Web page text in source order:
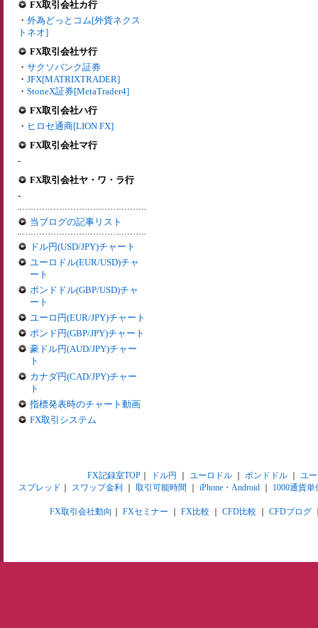
FX取引会社カ行
・ 外為どっとコム[外貨ネクス
トネオ]
FX取引会社サ行
・ サクソバンク証券
・ JFX[MATRIXTRADER]
・ StoneX証券[MetaTrader4]
FX取引会社ハ行
・ ヒロセ通商[LION FX]
FX取引会社マ行
-
FX取引会社ヤ・ワ・ラ行
-
当ブログの記事リスト
ドル円(USD/JPY)チャート
ユーロドル(EUR/USD)チャ
ート
ポンドドル(GBP/USD)チャ
ート
ユーロ円(EUR/JPY)チャート
ポンド円(GBP/JPY)チャート
豪ドル円(AUD/JPY)チャー
ト
カナダ円(CAD/JPY)チャー
ト
指標発表時のチャート動画
FX取引システム
FX記録室TOP｜ ドル円 ユーロドル｜ ポンドドル｜ ユ
スプレッド
スワップ金利 取引可能時間 iPhone・Android 1000通貨単
FX取引会社動向 FXセミナー FX比較 CFD比較 CFDブログ